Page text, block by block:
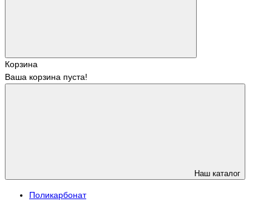
Корзина
Ваша корзина пуста!
Наш каталог
Поликарбонат